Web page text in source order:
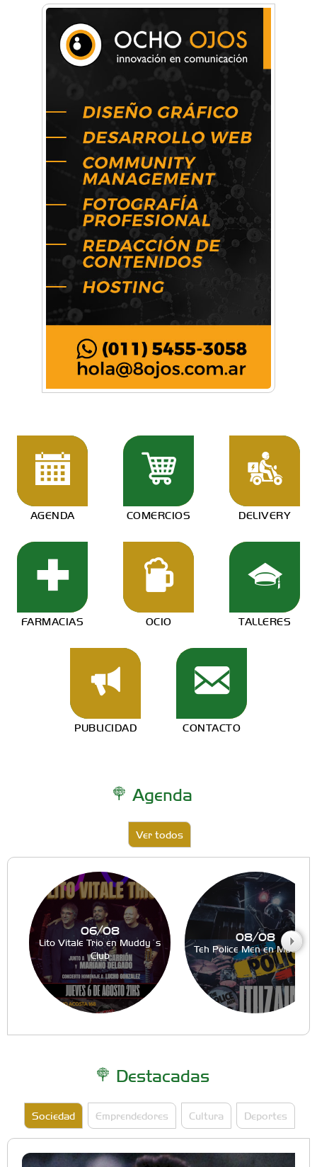
Docentes y directivos se capacitaron sobre
inteligencia artificial para aplicar en las aulas
AGENDA COMERCIOS DELIVERY
FARMACIAS OCIO TALLERES
PUBLICIDAD CONTACTO
Agenda
Ver todos
06/08
Lito Vitale Trio en Muddy´s
Club
08/08
Teh Police Men en Muddy´s
Destacadas
Sociedad Emprendedores Cultura Deportes